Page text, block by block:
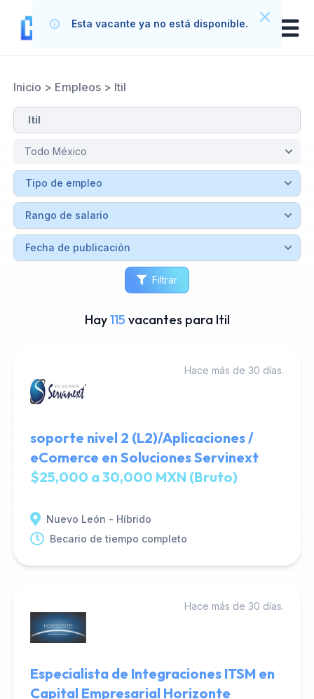
Inicio > Empleos> Itil
Filtrar
Hay115 vacantes para Itil
Hace más de 30 días.
soporte nivel 2 (L2)/Aplicaciones /
eComerce en Soluciones Servinext
$25,000 a 30,000 MXN (Bruto)
Nuevo León - Híbrido
Becario de tiempo completo
Hace más de 30 días.
Especialista de Integraciones ITSM en
Capital Empresarial Horizonte
Esta vacante ya no está disponible.